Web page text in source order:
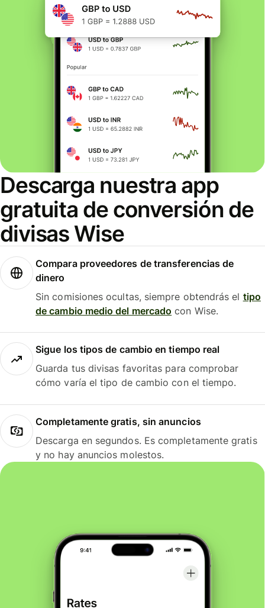
Descarga nuestra app
gratuita de conversión de
divisas Wise
Compara proveedores de transferencias de
dinero
Sin comisiones ocultas, siempre obtendrás el tipo
de cambio medio del mercado con Wise.
Sigue los tipos de cambio en tiempo real
Guarda tus divisas favoritas para comprobar
cómo varía el tipo de cambio con el tiempo.
Completamente gratis, sin anuncios
Descarga en segundos. Es completamente gratis
y no hay anuncios molestos.